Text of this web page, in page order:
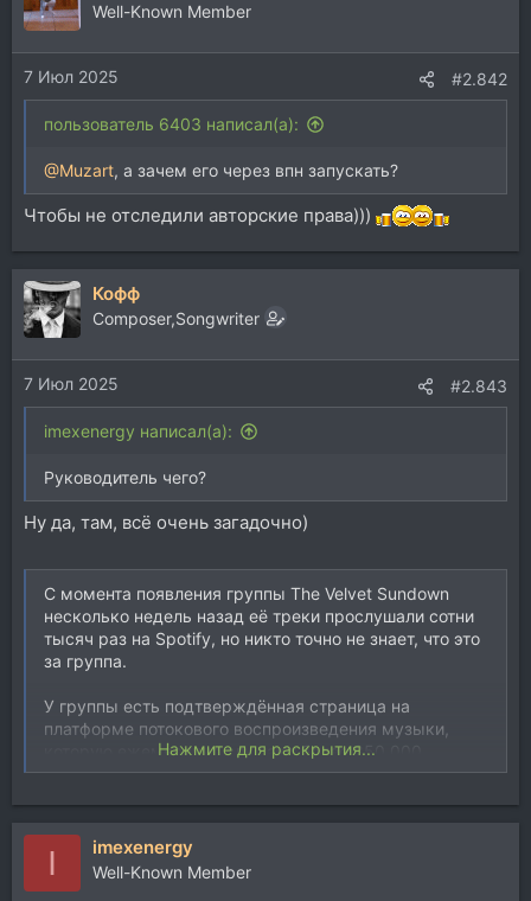
Well-Known Member
7 Июл 2025 #2.842
пользователь 6403 написал(а):
@Muzart, а зачем его через впн запускать?
Чтобы не отследили авторские права)))
Кофф
Composer,Songwriter
7 Июл 2025 #2.843
imexenergy написал(а):
Руководитель чего?
Ну да, там, всё очень загадочно)
С момента появления группы The Velvet Sundown
несколько недель назад её треки прослушали сотни
тысяч раз на Spotify, но никто точно не знает, что это
за группа.
У группы есть подтверждённая страница на
платформе потокового воспроизведения музыки,
которую ежемесячно слушают более 850 000
человек.
Однако ни один из четырёх названных музыкантов
группы не давал интервью и, судя по всему, не ведёт
личные аккаунты в социальных сетях. Также нет
никаких записей живых выступлений.
Нажмите для раскрытия...
I imexenergy
Well-Known Member